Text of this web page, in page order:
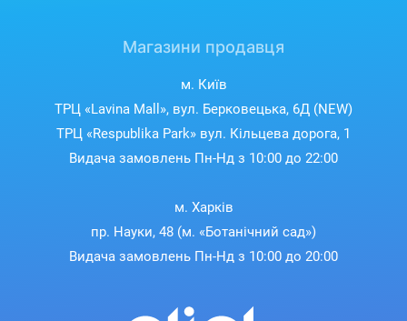
Магазини продавця
м. Київ
ТРЦ «Lavina Mall», вул. Берковецька, 6Д (NEW)
ТРЦ «Respublika Park» вул. Кільцева дорога, 1
Видача замовлень Пн-Нд з 10:00 до 22:00
м. Харків
пр. Науки, 48 (м. «Ботанічний сад»)
Видача замовлень Пн-Нд з 10:00 до 20:00